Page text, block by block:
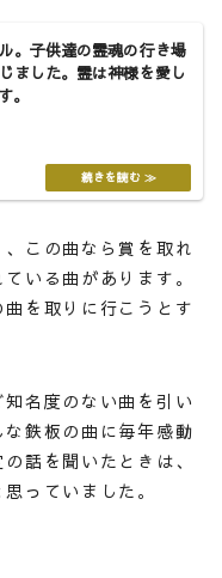
。子供達の霊魂の行き場
ました。霊は神様を愛し
。
この曲なら賞を取れ
いる曲があります。
を取りに行こうとす
名度のない曲を引い
鉄板の曲に毎年感動
話を聞いたときは、
っていました。